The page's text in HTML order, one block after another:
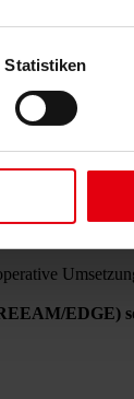
Statistiken
und
Bauunterlagen
EDGE)